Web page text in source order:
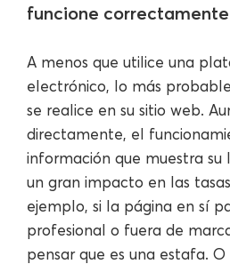
funcione correctamente
A menos que utilice una
electrónico, lo más
se realice en su sitio web.
directamente, el
información que muestra su
un gran impacto en las
ejemplo, si la página en sí
profesional o fuera de
pensar que es una estafa.